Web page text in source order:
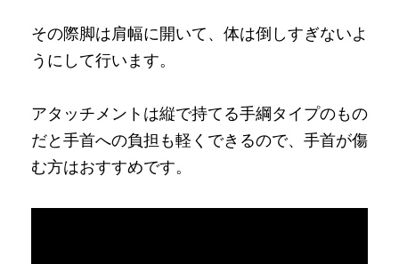
その際脚は肩幅に開いて、体は倒しすぎないよ
うにして行います。
アタッチメントは縦で持てる手綱タイプのもの
だと手首への負担も軽くできるので、手首が傷
む方はおすすめです。